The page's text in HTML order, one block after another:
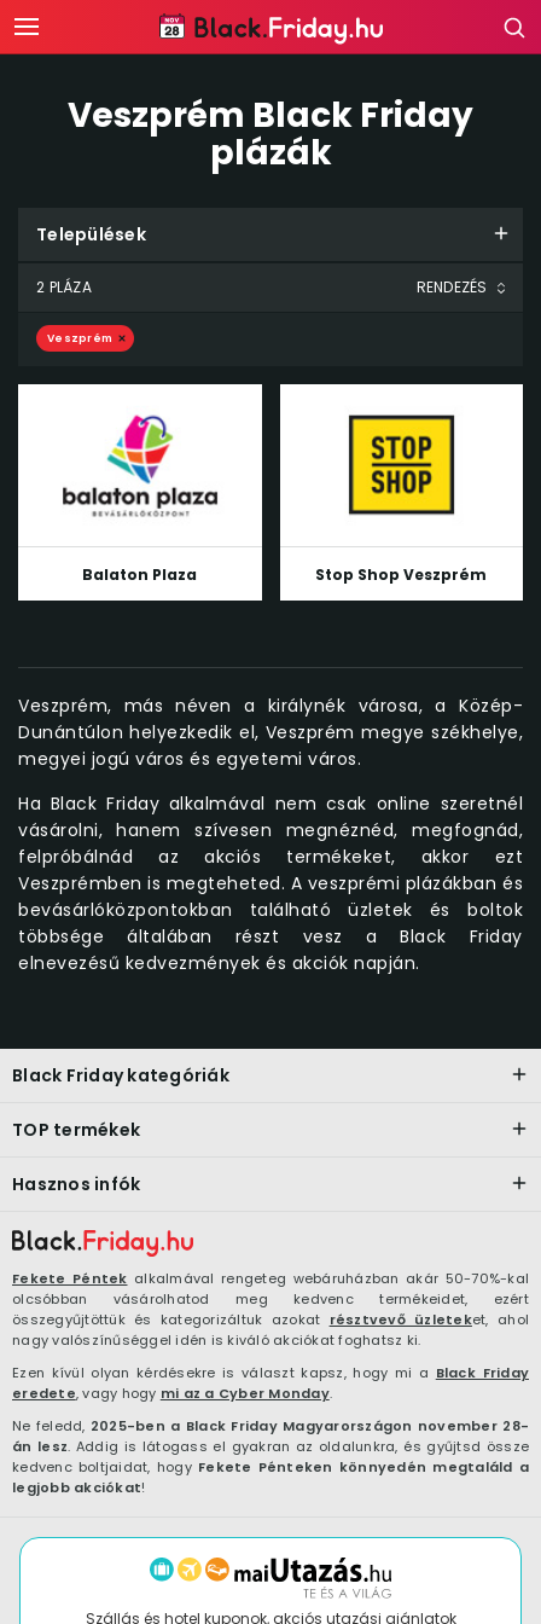
Veszprém Black Friday
plázák
Települések
2 PLÁZA
Veszprém
Balaton Plaza Stop Shop Veszprém
Veszprém, más néven a királynék városa, a Közép-
Dunántúlon helyezkedik el, Veszprém megye székhelye,
megyei jogú város és egyetemi város.
Ha Black Friday alkalmával nem csak online szeretnél
vásárolni, hanem szívesen megnéznéd, megfognád,
felpróbálnád az akciós termékeket, akkor ezt
Veszprémben is megteheted. A veszprémi plázákban és
bevásárlóközpontokban található üzletek és boltok
többsége általában részt vesz a Black Friday
elnevezésű kedvezmények és akciók napján.
Fekete Péntek alkalmával rengeteg webáruházban akár 50-70%-kal
olcsóbban vásárolhatod meg kedvenc termékeidet, ezért
összegyűjtöttük és kategorizáltuk azokat résztvevő üzleteket, ahol
nagy valószínűséggel idén is kiváló akciókat foghatsz ki.
Ezen kívül olyan kérdésekre is választ kapsz, hogy mi a Black Friday
eredete, vagy hogy mi az a Cyber Monday.
Ne feledd, 2025-ben a Black Friday Magyarországon november 28-
án lesz. Addig is látogass el gyakran az oldalunkra, és gyűjtsd össze
kedvenc boltjaidat, hogy Fekete Pénteken könnyedén megtaláld a
legjobb akciókat!
Black Friday kategóriák
TOP termékek
Hasznos infók
Szállás és hotel kuponok, akciós utazási ajánlatok